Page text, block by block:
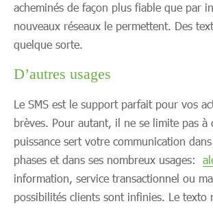
acheminés de façon plus fiable que par
nouveaux réseaux le permettent. Des
quelque sorte.
D’autres usages
Le SMS est le support parfait pour vos
brèves. Pour autant, il ne se limite pas à
puissance sert votre communication
phases et dans ses nombreux usages:
information, service transactionnel ou
possibilités clients sont infinies. Le texto